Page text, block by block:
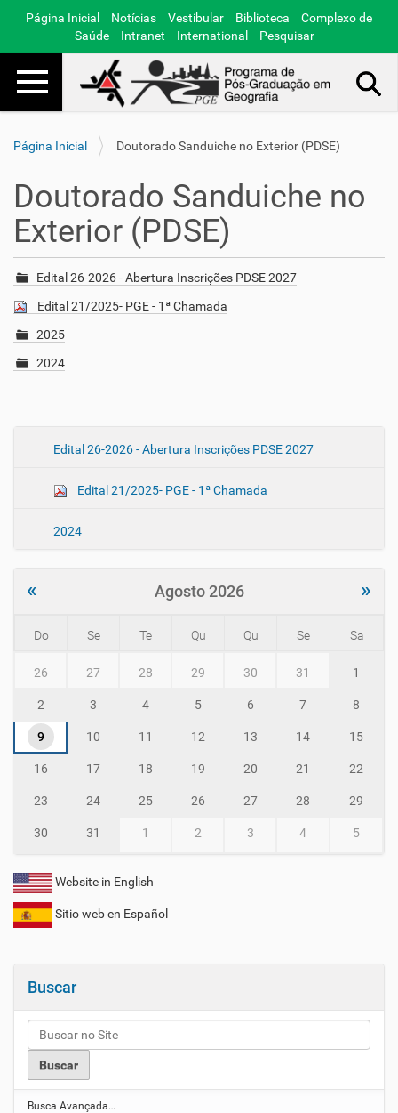
Página Inicial Notícias Vestibular Biblioteca
Complexo de
Saúde
Intranet International Pesquisar
Toggle navigation
Página Inicial
Doutorado Sanduiche no Exterior (PDSE)
o
Edital 26-2026 - Abertura Inscrições PDSE 2027
Edital 21/2025- PGE - 1ª Chamada
2024
« Agosto 2026 »
Do Se Te Qu Qu Se Sa
26 27 28 29 30 31 1
2 3 4 5 6 7 8
9 10 11 12 13 14 15
16 17 18 19 20 21 22
23 24 25 26 27 28 29
30 31 1 2 3 4 5
Doutorado Sanduiche no
Exterior (PDSE)
Edital 26-2026 - Abertura Inscrições PDSE 2027
Edital 21/2025- PGE - 1ª Chamada
2025
2024
Website in English
Sitio web en Español
Buscar
Busca Avançada…